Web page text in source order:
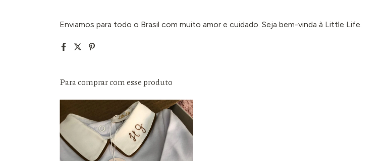
Enviamos para todo o Brasil com muito amor e cuidado. Seja bem-vinda à Little Life.
Para comprar com esse produto